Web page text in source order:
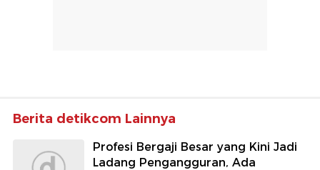
Berita detikcom Lainnya
Profesi Bergaji Besar yang Kini Jadi
Ladang Pengangguran, Ada